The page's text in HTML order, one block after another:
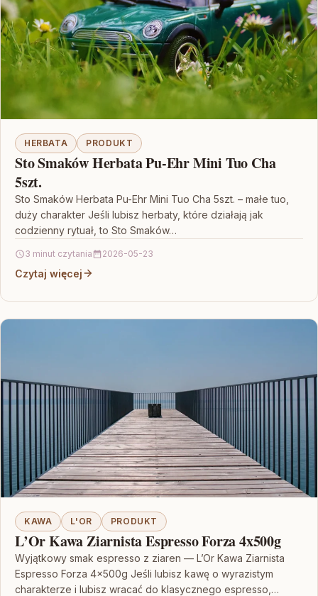
HERBATA PRODUKT
Sto Smaków Herbata Pu-Ehr Mini Tuo Cha
5szt.
Sto Smaków Herbata Pu-Ehr Mini Tuo Cha 5szt. – małe tuo,
duży charakter Jeśli lubisz herbaty, które działają jak
codzienny rytuał, to Sto Smaków…
3 minut czytania 2026-05-23
Czytaj więcej
KAWA L'OR PRODUKT
L’Or Kawa Ziarnista Espresso Forza 4x500g
Wyjątkowy smak espresso z ziaren — L’Or Kawa Ziarnista
Espresso Forza 4x500g Jeśli lubisz kawę o wyrazistym
charakterze i lubisz wracać do klasycznego espresso,…